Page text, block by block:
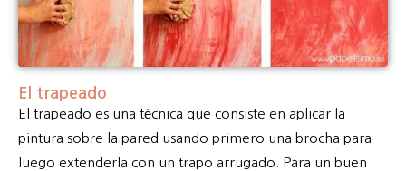
El trapeado
El trapeado es una técnica que consiste en aplicar la
pintura sobre la pared usando primero una brocha para
luego extenderla con un trapo arrugado. Para un buen